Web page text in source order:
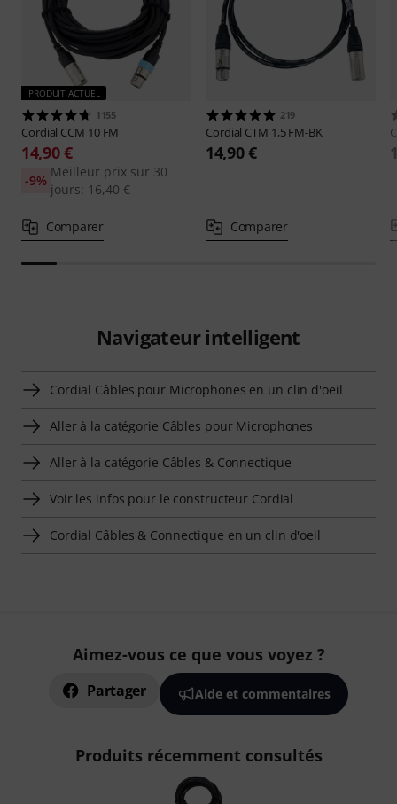
PRODUIT ACTUEL
1155
Cordial CCM 10 FM
14,90 €
Meilleur prix sur 30
jours: 16,40 €
-9%
Comparer
219
Cordial CTM 1,5 FM-BK
14,90 €
Comparer
Navigateur intelligent
Cordial Câbles pour Microphones en un clin d'oeil
Aller à la catégorie Câbles pour Microphones
Aller à la catégorie Câbles & Connectique
Voir les infos pour le constructeur Cordial
Cordial Câbles & Connectique en un clin d'oeil
Aimez-vous ce que vous voyez ?
Partager Aide et commentaires
Produits récemment consultés